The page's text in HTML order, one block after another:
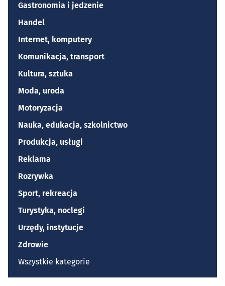
Gastronomia i jedzenie
Handel
Internet, komputery
Komunikacja, transport
Kultura, sztuka
Moda, uroda
Motoryzacja
Nauka, edukacja, szkolnictwo
Produkcja, usługi
Reklama
Rozrywka
Sport, rekreacja
Turystyka, noclegi
Urzędy, instytucje
Zdrowie
Wszystkie kategorie